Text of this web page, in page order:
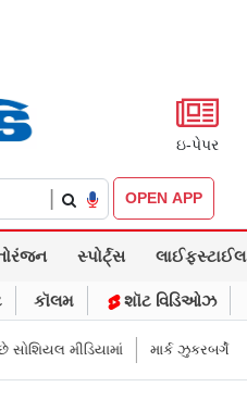
ઇ-પેપર
OPEN APP
સ્પોર્ટ્સ લાઈફસ્ટાઈલ
કૉલમ શૉટ વિડિઓઝ
ભૂલ, ચાઈલ્ડ અબ્યૂઝ કૉન્ટેન્ટ અને